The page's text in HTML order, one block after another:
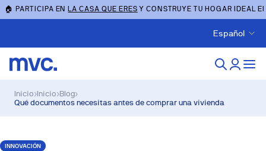
🏠 PARTICIPA ENLA CASA QUE ERES Y CONSTRUYE TU HOGAR IDEAL
Español
Inicio›Inicio›Blog›
Qué documentos necesitas antes de comprar una vivienda
INNOVACIÓN